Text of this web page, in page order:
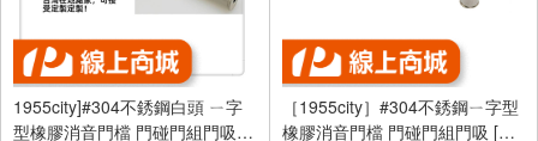
1955city]#304不銹鋼白頭 ㄧ字
型橡膠消音門檔 門碰門組門吸打
［1955city］#304不銹鋼ㄧ字型
橡膠消音門檔 門碰門組門吸 [長